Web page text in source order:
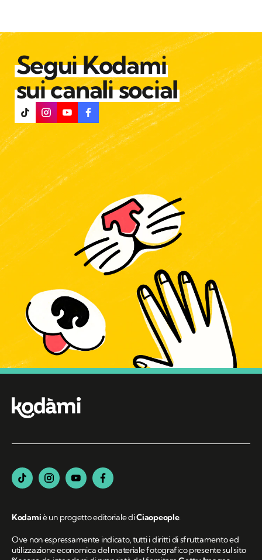
Segui Kodami
sui canali social
Kodamiè un progetto editoriale diCiaopeople.
Ove non espressamente indicato, tutti i diritti di sfruttamento ed
utilizzazione economica del materiale fotografico presente sul sito